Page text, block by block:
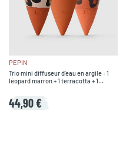
PEPIN
Trio mini diffuseur d'eau en argile : 1
léopard marron + 1 terracotta + 1
44,90 €